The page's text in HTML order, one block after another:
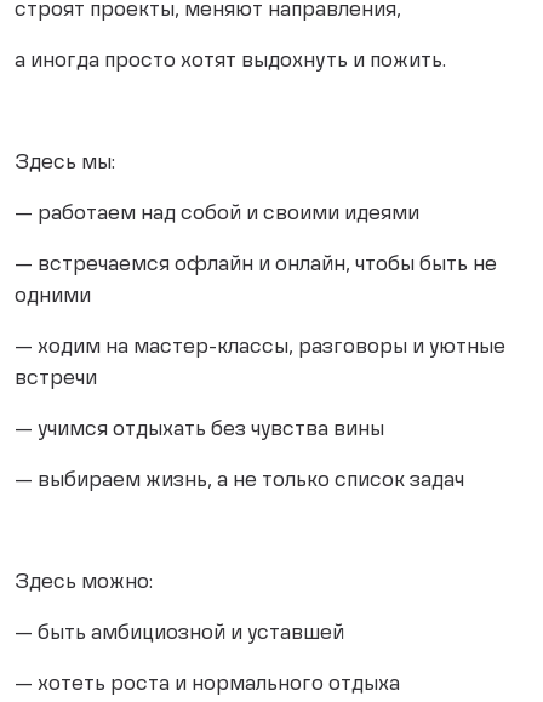
строят проекты, меняют направления,
а иногда просто хотят выдохнуть и пожить.
Здесь мы:
— работаем над собой и своими идеями
— встречаемся офлайн и онлайн, чтобы быть не
одними
— ходим на мастер-классы, разговоры и уютные
встречи
— учимся отдыхать без чувства вины
— выбираем жизнь, а не только список задач
Здесь можно:
— быть амбициозной и уставшей
— хотеть роста и нормального отдыха